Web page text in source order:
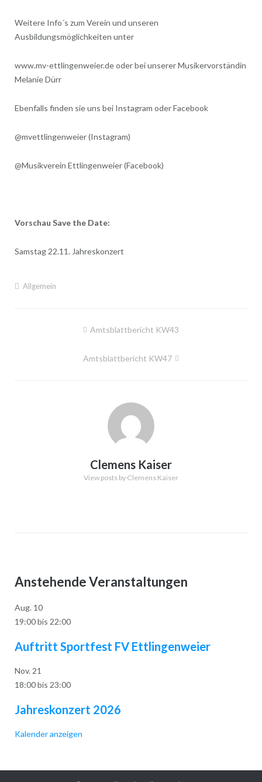
Weitere Info´s zum Verein und unseren
Ausbildungsmöglichkeiten unter
www.mv-ettlingenweier.de oder bei unserer Musikervorständin
Melanie Dürr
Ebenfalls finden sie uns bei Instagram oder Facebook
@mvettlingenweier (Instagram)
@Musikverein Ettlingenweier (Facebook)
Vorschau Save the Date:
Samstag 22.11. Jahreskonzert
Allgemein
BeitragsnavigationAmtsblattbericht KW43
Amtsblattbericht KW47
Clemens Kaiser
View posts by Clemens Kaiser
Anstehende Veranstaltungen
Aug. 10
19:00bis 22:00
Auftritt Sportfest FV Ettlingenweier
Nov. 21
18:00bis 23:00
Jahreskonzert 2026
Kalender anzeigen